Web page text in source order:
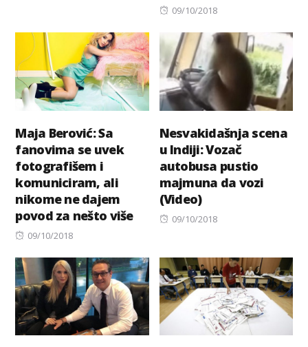
Posted
09/10/2018
Maja Berović: Sa
fanovima se uvek
fotografišem i
komuniciram, ali
nikome ne dajem
povod za nešto više
Posted
09/10/2018
Nesvakidašnja scena
u Indiji: Vozač
autobusa pustio
majmuna da vozi
(Video)
Posted
09/10/2018